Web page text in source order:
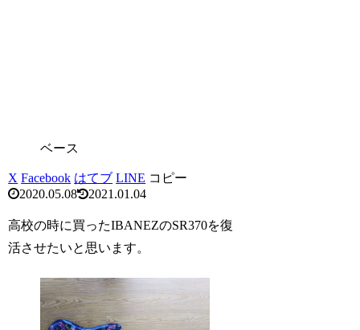
ベース
X Facebook はてブ LINE コピー
2020.05.08
2021.01.04
高校の時に買ったIBANEZのSR370を復
活させたいと思います。